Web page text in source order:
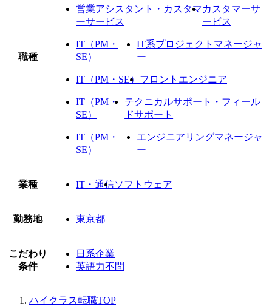
職種
営業アシスタント・カスタマ
ーサービス
カスタマーサ
ービス
IT（PM・
SE）
IT系プロジェクトマネージャ
ー
IT（PM・SE） フロントエンジニア
IT（PM・
SE）
テクニカルサポート・フィール
ドサポート
IT（PM・
SE）
エンジニアリングマネージャ
ー
業種 IT・通信ソフトウェア
勤務地 東京都
こだわり
条件
日系企業
英語力不問
ハイクラス転職TOP